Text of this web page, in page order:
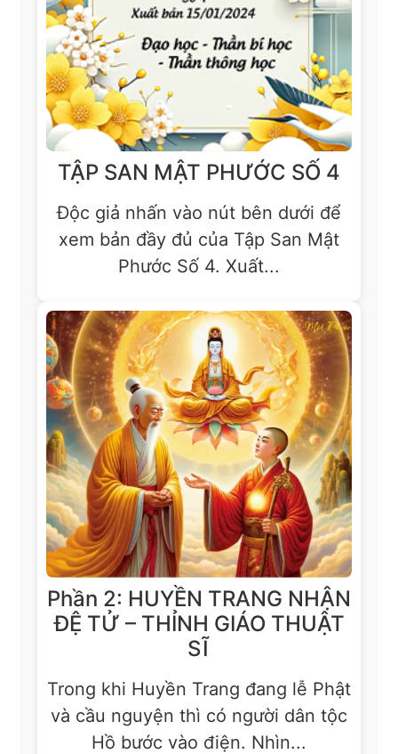
TẬP SAN MẬT PHƯỚC SỐ 4
Độc giả nhấn vào nút bên dưới để
xem bản đầy đủ của Tập San Mật
Phước Số 4. Xuất...
Phần 2: HUYỀN TRANG NHẬN
ĐỆ TỬ – THỈNH GIÁO THUẬT
SĨ
Trong khi Huyền Trang đang lễ Phật
và cầu nguyện thì có người dân tộc
Hồ bước vào điện. Nhìn...